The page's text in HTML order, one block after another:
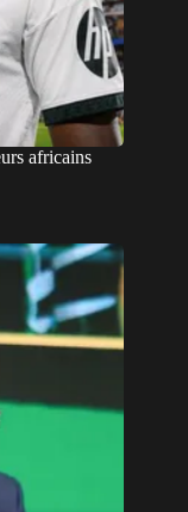
africains